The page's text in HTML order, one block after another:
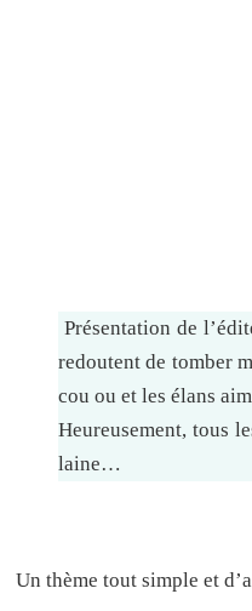
Présentation de
redoutent de tomber
cou ou et les élans
Heureusement, tous
laine…
Un thème tout simple et